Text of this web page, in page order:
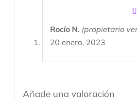
Rocío N. (propietario
20 enero, 2023
Añade una valoración